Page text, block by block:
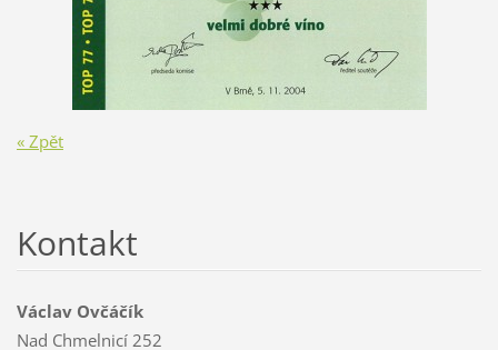
« Zpět
Kontakt
Václav Ovčáčík
Nad Chmelnicí 252